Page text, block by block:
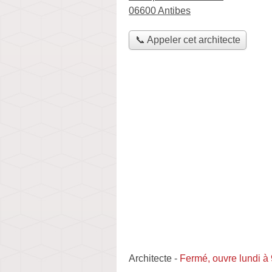
06600 Antibes
📞 Appeler cet architecte
Architecte - Fermé, ouvre lundi à